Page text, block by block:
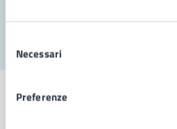
delNecessari
Preferenze